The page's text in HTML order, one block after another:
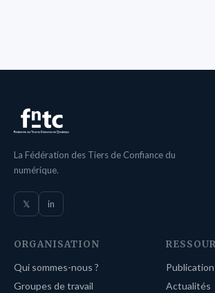
La Fédération des Tiers de Confiance du
numérique.
𝕏 in
ORGANISATION
Qui sommes-nous ?
Groupes de travail
Actualités